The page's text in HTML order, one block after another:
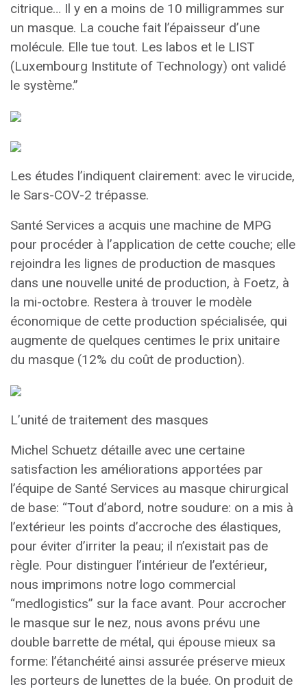
citrique… Il y en a moins de 10 milligrammes sur
un masque. La couche fait l’épaisseur d’une
molécule. Elle tue tout. Les labos et le LIST
(Luxembourg Institute of Technology) ont validé
le système.”
Les études l’indiquent clairement: avec le virucide,
le Sars-COV-2 trépasse.
Santé Services a acquis une machine de MPG
pour procéder à l’application de cette couche; elle
rejoindra les lignes de production de masques
dans une nouvelle unité de production, à Foetz, à
la mi-octobre. Restera à trouver le modèle
économique de cette production spécialisée, qui
augmente de quelques centimes le prix unitaire
du masque (12% du coût de production).
L’unité de traitement des masques
Michel Schuetz détaille avec une certaine
satisfaction les améliorations apportées par
l’équipe de Santé Services au masque chirurgical
de base: “Tout d’abord, notre soudure: on a mis à
l’extérieur les points d’accroche des élastiques,
pour éviter d’irriter la peau; il n’existait pas de
règle. Pour distinguer l’intérieur de l’extérieur,
nous imprimons notre logo commercial
“medlogistics” sur la face avant. Pour accrocher
le masque sur le nez, nous avons prévu une
double barrette de métal, qui épouse mieux sa
forme: l’étanchéité ainsi assurée préserve mieux
les porteurs de lunettes de la buée. On produit de